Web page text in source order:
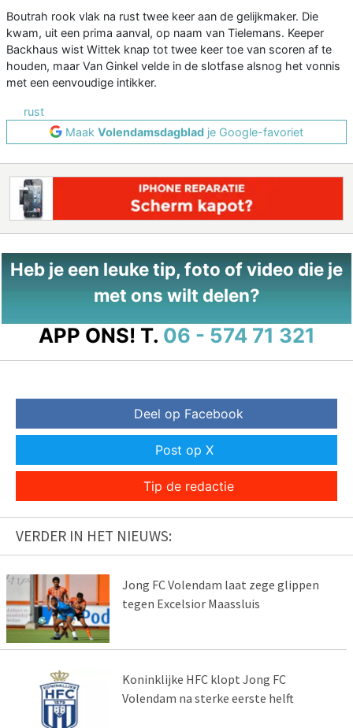
Boutrah rook vlak na rust twee keer aan de gelijkmaker. Die
kwam, uit een prima aanval, op naam van Tielemans. Keeper
Backhaus wist Wittek knap tot twee keer toe van scoren af te
houden, maar Van Ginkel velde in de slotfase alsnog het vonnis
met een eenvoudige intikker.
rust
Maak Volendamsdagblad je Google-favoriet
Heb je een leuke tip, foto of video die je
met ons wilt delen?
APP ONS! T. 06 - 574 71 321
Deel op Facebook
Post op X
Tip de redactie
VERDER IN HET NIEUWS:
Jong FC Volendam laat zege glippen
tegen Excelsior Maassluis
Koninklijke HFC klopt Jong FC
Volendam na sterke eerste helft